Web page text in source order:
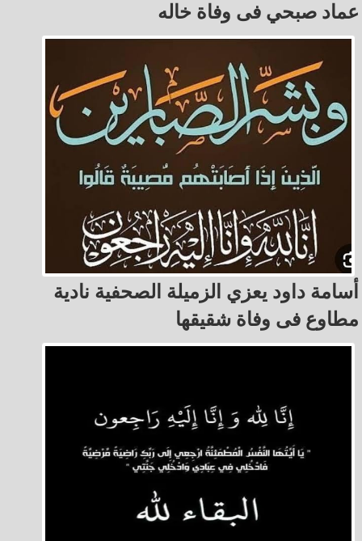
عماد صبحي فى وفاة خاله
أسامة داود يعزي الزميلة الصحفية نادية
مطاوع فى وفاة شقيقها